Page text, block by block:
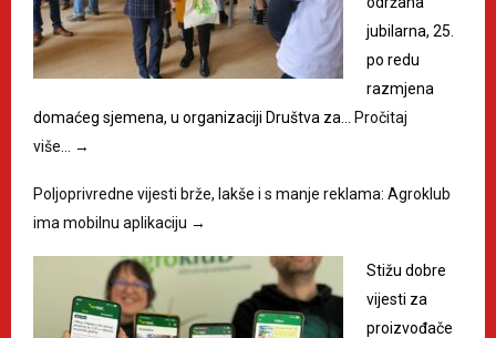
jubilarna, 25.
po redu
razmjena
domaćeg sjemena, u organizaciji Društva za…
Pročitaj
više…
→
Poljoprivredne vijesti brže, lakše i s manje reklama: Agroklub
ima mobilnu aplikaciju →
Stižu dobre
vijesti za
proizvođače